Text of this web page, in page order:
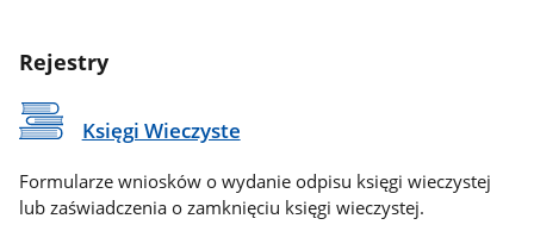
Rejestry
Księgi Wieczyste
Formularze wniosków o wydanie odpisu księgi wieczystej
lub zaświadczenia o zamknięciu księgi wieczystej.